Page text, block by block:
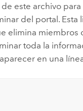
este archivo
del portal. Esta
elimina miembros
toda la
en una